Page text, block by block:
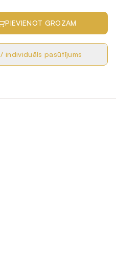
PIEVIENOT GROZAM
individuāls pasūtījums